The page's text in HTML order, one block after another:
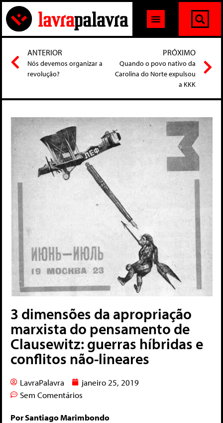
ANTERIOR
Nós devemos organizar a
revolução?
PRÓXIMO
Quando o povo nativo da
Carolina do Norte expulsou
a KKK
3 dimensões da apropriação
marxista do pensamento de
Clausewitz: guerras híbridas e
conflitos não-lineares
LavraPalavra
janeiro 25, 2019
Sem Comentários
Por Santiago Marimbondo